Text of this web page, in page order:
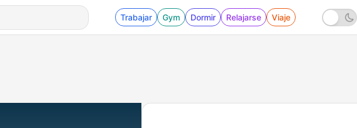
Trabajar Gym Dormir Relajarse Viaje